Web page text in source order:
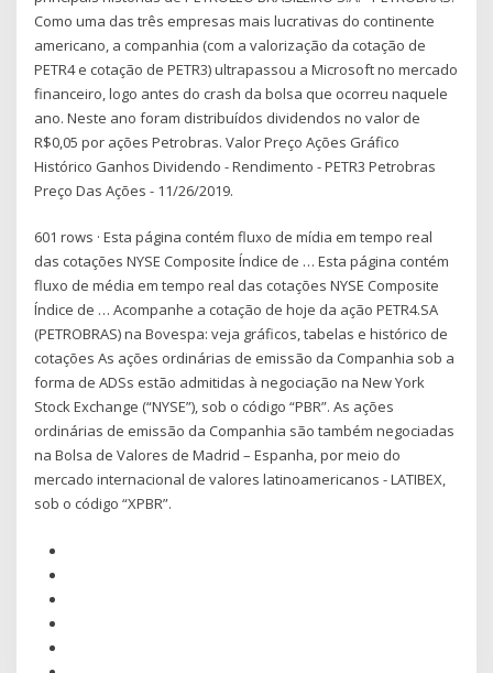
Como uma das três empresas mais lucrativas do continente
americano, a companhia (com a valorização da cotação de
PETR4 e cotação de PETR3) ultrapassou a Microsoft no mercado
financeiro, logo antes do crash da bolsa que ocorreu naquele
ano. Neste ano foram distribuídos dividendos no valor de
R$0,05 por ações Petrobras. Valor Preço Ações Gráfico
Histórico Ganhos Dividendo - Rendimento - PETR3 Petrobras
Preço Das Ações - 11/26/2019.
601 rows · Esta página contém fluxo de mídia em tempo real
das cotações NYSE Composite Índice de … Esta página contém
fluxo de média em tempo real das cotações NYSE Composite
Índice de … Acompanhe a cotação de hoje da ação PETR4.SA
(PETROBRAS) na Bovespa: veja gráficos, tabelas e histórico de
cotações As ações ordinárias de emissão da Companhia sob a
forma de ADSs estão admitidas à negociação na New York
Stock Exchange (“NYSE”), sob o código “PBR”. As ações
ordinárias de emissão da Companhia são também negociadas
na Bolsa de Valores de Madrid – Espanha, por meio do
mercado internacional de valores latinoamericanos - LATIBEX,
sob o código “XPBR”.